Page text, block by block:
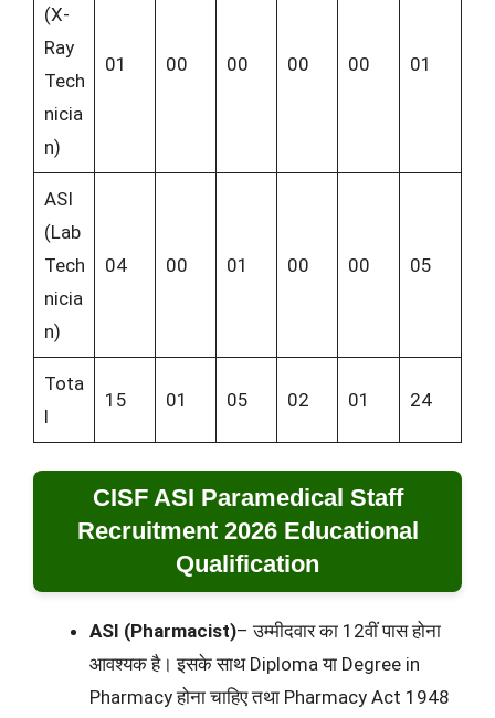
(X-
Ray
Tech
nicia
n)
01 00 00 00 00 01
ASI
(Lab
Tech
nicia
n)
04 00 01 00 00 05
Tota
l
15 01 05 02 01 24
CISF ASI Paramedical Staff
Recruitment 2026 Educational
Qualification
ASI (Pharmacist)– उम्मीदवार का 12वीं पास होना
आवश्यक है। इसके साथ Diploma या Degree in
Pharmacy होना चाहिए तथा Pharmacy Act 1948